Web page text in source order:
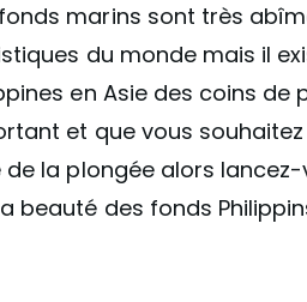
marins sont très
du monde mais il
en Asie des coins
et que vous souhaitez
de la plongée alors
beauté des fonds